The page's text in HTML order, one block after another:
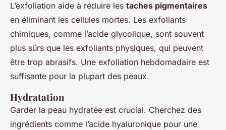
L’exfoliation aide à réduire les taches pigmentaires
en éliminant les cellules mortes. Les exfoliants
chimiques, comme l’acide glycolique, sont souvent
plus sûrs que les exfoliants physiques, qui peuvent
être trop abrasifs. Une exfoliation hebdomadaire est
suffisante pour la plupart des peaux.
Hydratation
Garder la peau hydratée est crucial. Cherchez des
ingrédients comme l’acide hyaluronique pour une